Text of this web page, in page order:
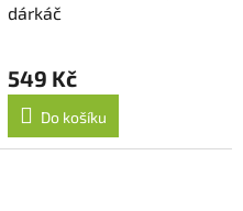
dárkáč
549 Kč
Do košíku